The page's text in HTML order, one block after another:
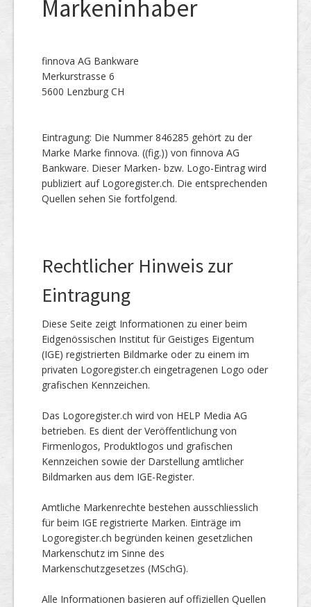
Markeninhaber
finnova AG Bankware
Merkurstrasse 6
5600 Lenzburg CH
Eintragung: Die Nummer 846285 gehört zu der
Marke Marke finnova. ((fig.)) von finnova AG
Bankware. Dieser Marken- bzw. Logo-Eintrag wird
publiziert auf Logoregister.ch. Die entsprechenden
Quellen sehen Sie fortfolgend.
Rechtlicher Hinweis zur
Eintragung
Diese Seite zeigt Informationen zu einer beim
Eidgenössischen Institut für Geistiges Eigentum
(IGE) registrierten Bildmarke oder zu einem im
privaten Logoregister.ch eingetragenen Logo oder
grafischen Kennzeichen.
Das Logoregister.ch wird von HELP Media AG
betrieben. Es dient der Veröffentlichung von
Firmenlogos, Produktlogos und grafischen
Kennzeichen sowie der Darstellung amtlicher
Bildmarken aus dem IGE-Register.
Amtliche Markenrechte bestehen ausschliesslich
für beim IGE registrierte Marken. Einträge im
Logoregister.ch begründen keinen gesetzlichen
Markenschutz im Sinne des
Markenschutzgesetzes (MSchG).
Alle Informationen basieren auf offiziellen Quellen